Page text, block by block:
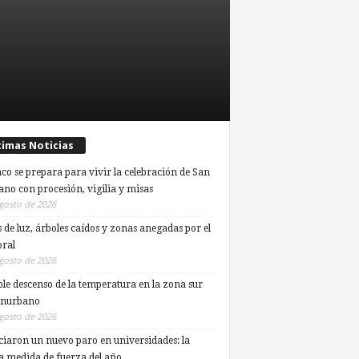
Noticias
se prepara para vivir la celebración de San
con procesión, vigilia y misas
de 2026
de luz, árboles caídos y zonas anegadas por el
de 2026
descenso de la temperatura en la zona sur
de 2026
un nuevo paro en universidades: la